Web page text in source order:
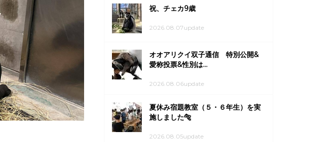
祝、チェカ9歳
2026.08.07update
オオアリクイ双子通信 特別公開&
愛称投票&性別は...
2026.08.06update
夏休み宿題教室（５・６年生）を実
施しました🐅
2026.08.05update